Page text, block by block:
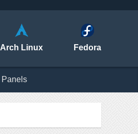
Arch Linux Fedora
Panels